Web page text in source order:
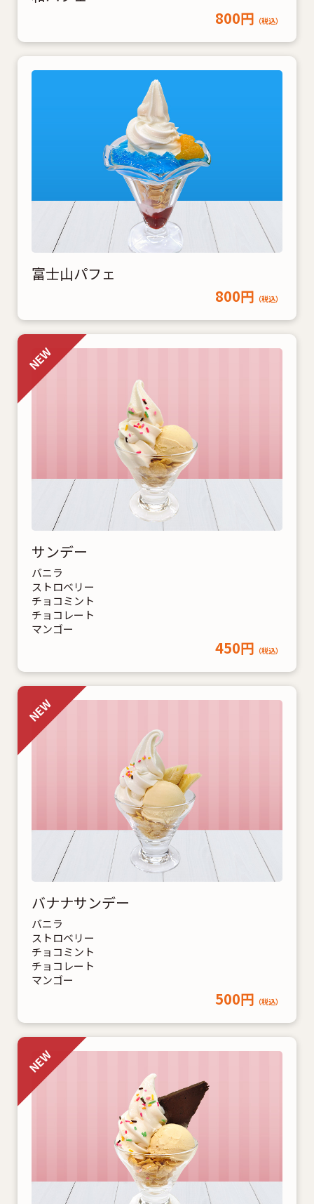
800円 （税込）
富士山パフェ
800円 （税込）
サンデー
バニラ
ストロベリー
チョコミント
チョコレート
マンゴー
450円 （税込）
バナナサンデー
バニラ
ストロベリー
チョコミント
チョコレート
マンゴー
500円 （税込）